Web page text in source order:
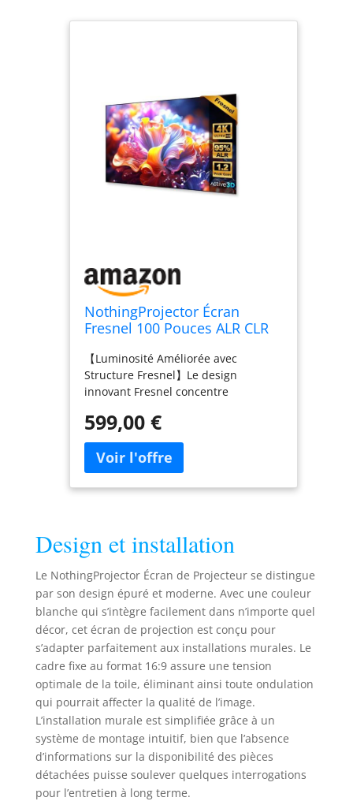
NothingProjector Écran
Fresnel 100 Pouces ALR CLR
Focale, Cadre Fixe Montage
Mural, Gain 1,2, 4K/8K UHD,
95% Rejet de Lumière
Ambiante, Home Cinéma
【Luminosité Améliorée avec
Structure Fresnel】Le design
innovant Fresnel concentre
des images plus lumineuses et
nettes. Cela garantit une clarté
exceptionnelle, même dans des
environnements bien éclairés,
rendant votre expérience visuelle
un gain de 1,2 et un gamut de
couleurs de 99,7 % Rec.709, cet
écran offre un contraste élevé et une
clarté précise. Les couleurs vibrantes
et réalistes améliorent votre
expérience visuelle, que vous
regardiez des films ou jouiez à des
jeux. 【Structure Optique à Huit
Couches pour Confort Visuel】Conçu
avec une structure optique avancée
à huit couches, cet écran fournit une
qualité d'image supérieure tout en
minimisant les reflets et
l'éblouissement. Cela garantit un
visionnage confortable sur de
longues périodes, idéal pour les
599,00 €
Design et installation
Le NothingProjector Écran de Projecteur se distingue
par son design épuré et moderne. Avec une couleur
blanche qui s’intègre facilement dans n’importe quel
décor, cet écran de projection est conçu pour
s’adapter parfaitement aux installations murales. Le
cadre fixe au format 16:9 assure une tension
optimale de la toile, éliminant ainsi toute ondulation
qui pourrait affecter la qualité de l’image.
L’installation murale est simplifiée grâce à un
système de montage intuitif, bien que l’absence
d’informations sur la disponibilité des pièces
détachées puisse soulever quelques interrogations
pour l’entretien à long terme.